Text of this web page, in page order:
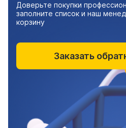
Доверьте покупки
заполните список и наш
корзину
Заказать